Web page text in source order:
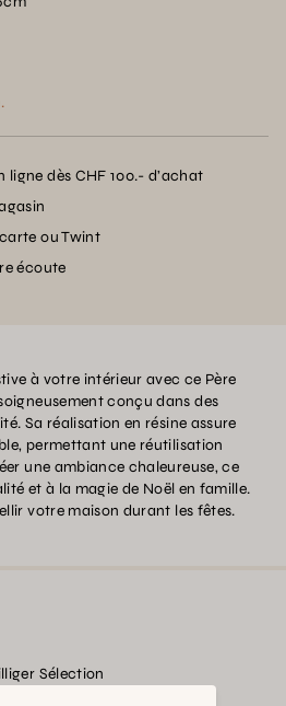
ligne dès CHF 100.- d’achat
ou Twint
écoute
à votre intérieur avec ce Père
conçu dans des
Sa réalisation en résine assure
permettant une réutilisation
une ambiance chaleureuse, ce
et à la magie de Noël en famille.
votre maison durant les fêtes.
Sélection